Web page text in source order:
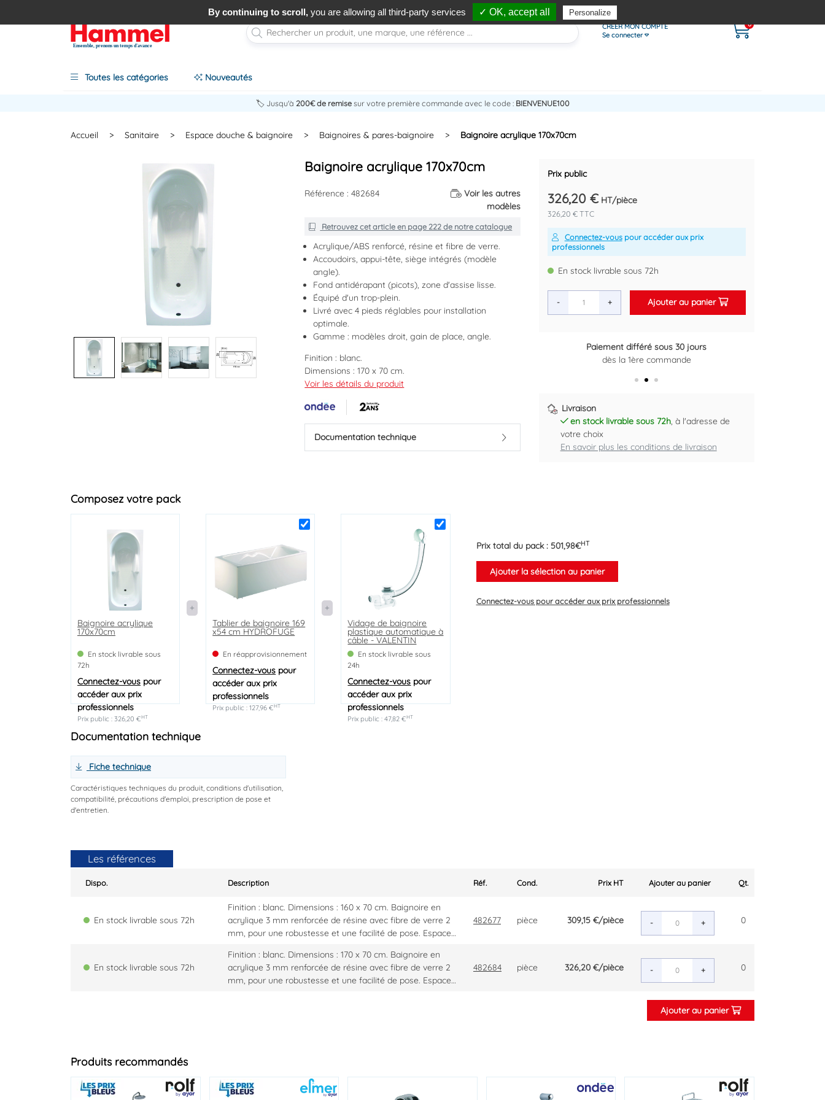
Ensemble, prenons un temps d'avance
CRÉER MON COMPTE
Se connecter
0
Toutes les catégories Nouveautés
🏷️ Jusqu'à 200€ de remisesur votre première commande avec le code : BIENVENUE100
Accueil > Sanitaire > Espace douche & baignoire > Baignoires & pares-baignoire > Baignoire acrylique 170x70cm
+1
Baignoire acrylique 170x70cm
Référence : 482684
Voir les autres
modèles
Retrouvez cet article en page 222de notre catalogue
Acrylique/ABS renforcé, résine et fibre de verre.
Accoudoirs, appui-tête, siège intégrés (modèle
angle).
Fond antidérapant (picots), zone d'assise lisse.
Équipé d'un trop-plein.
Livré avec 4 pieds réglables pour installation
optimale.
Gamme : modèles droit, gain de place, angle.
Finition : blanc.
Dimensions : 170 x 70 cm.
Baignoire en acrylique 3 mm renforcée de résine avec
facilité de pose.
Espace douche avec picots anti-dérapants, pour
assurer une sécurité sans faille.
Espace siège avec 2 accoudoirs pré-formés.
Code EAN : 3760000482684
Voir les détails du produit
Documentation technique
Prix public
326,20 €HT/pièce
326,20 € TTC
Connectez-vouspour accéder aux prix
professionnels
En stock livrable sous 72h
- + Ajouter au panier
Paiement différé sous 30 jours
dès la 1ère commande
Retour gratuit sous 14 jours
Plus d'informations ici
Livraison
en stock livrable sous 72h, à l'adresse de
votre choix
En savoir plus les conditions de livraison
Composez votre pack
Baignoire acrylique
170x70cm
En stock livrable sous
72h
Connectez-vous pour
accéder aux prix
professionnels
Prix public : 326,20 €HT
Tablier de baignoire 169
x54 cm HYDROFUGE
En réapprovisionnement
Connectez-vous pour
accéder aux prix
professionnels
Prix public : 127,96 €HT
Vidage de baignoire
plastique automatique à
câble - VALENTIN
En stock livrable sous
24h
Connectez-vous pour
accéder aux prix
professionnels
Prix public : 47,82 €HT
Prix total du pack : 501,98€HT
Ajouter la sélection au panier
Connectez-vouspour accéder aux prix professionnels
Documentation technique
Fiche technique
Caractéristiques techniques du produit, conditions d'utilisation,
compatibilité, précautions d'emploi, prescription de pose et
d'entretien.
Les références
Dispo. Description Réf. Cond. Prix HT Ajouter au panier Qt.
En stock livrable sous 72h
Finition : blanc. Dimensions : 160 x 70 cm. Baignoire en
acrylique 3 mm renforcée de résine avec fibre de verre 2
mm, pour une robustesse et une facilité de pose. Espace…
482677 pièce 309,15 €/pièce - + 0
En stock livrable sous 72h
Finition : blanc. Dimensions : 170 x 70 cm. Baignoire en
acrylique 3 mm renforcée de résine avec fibre de verre 2
mm, pour une robustesse et une facilité de pose. Espace…
482684 pièce 326,20 €/pièce - + 0
Ajouter au panier
Produits recommandés
By continuing to scroll,you are allowing all third-party services ✓ OK, accept all Personalize